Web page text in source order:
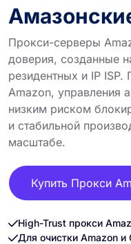
Прокси-серверы
доверия, созданные
резидентных и IP ISP.
Amazon, управления
низким риском
и стабильной
масштабе.
Купить Прокси
High-Trust прокси
Для очистки Amazon